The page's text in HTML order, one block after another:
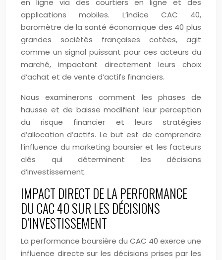
en ligne via des courtiers en ligne et des
applications mobiles. L’indice CAC 40,
baromètre de la santé économique des 40 plus
grandes sociétés françaises cotées, agit
comme un signal puissant pour ces acteurs du
marché, impactant directement leurs choix
d’achat et de vente d’actifs financiers.
Nous examinerons comment les phases de
hausse et de baisse modifient leur perception
du risque financier et leurs stratégies
d’allocation d’actifs. Le but est de comprendre
l’influence du marketing boursier et les facteurs
clés qui déterminent les décisions
d’investissement.
IMPACT DIRECT DE LA PERFORMANCE
DU CAC 40 SUR LES DÉCISIONS
D’INVESTISSEMENT
La performance boursière du CAC 40 exerce une
influence directe sur les décisions prises par les